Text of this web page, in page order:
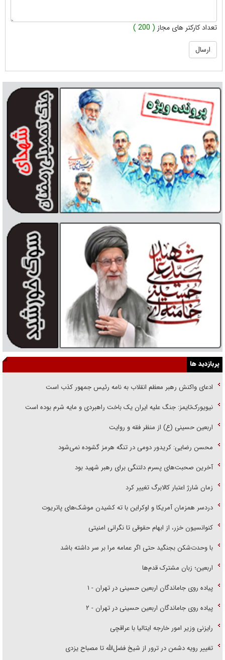
تعداد کارکتر های مجاز ( 200 )
پربازدید ها
ادعای واکنش رهبر معظم انقلاب به نامه رئیس جمهور کذب است
نیویورک‌تایمز: جنگ علیه ایران یک باخت راهبردی و مایه شرم بوده است
اربعین حسینی (ع) از منظر فقه و روایت
محسن رضایی: کریدور دومی در تنگه هرمز گشوده نمی‌شود
آخرین صحبت‌های پسرم دلتنگی برای رهبر شهید بود
زمان شارژ اعتبار کالابرگ تغییر کرد
دردسر همزمان آمریکا و اوکراین با ته کشیدن موشک‌های پاتریوت
کنوانسیون خزر، از ابهام حقوقی تا نگرانی امنیتی
با وحدت‌شکن بجنگید حتی اگر عمامه مرا بر سر داشته باشد
اربعین؛ زبان مشترک قدم‌ها
پیاده روی جاماندگان اربعین حسینی در تهران - ۱
پیاده روی جاماندگان اربعین حسینی در تهران - ۲
رایزنی وزیر امور خارجه ایتالیا با عراقچی
تغییر رویه دشمن در ترور از شیخ فضل‌الله تا مصباح یزدی